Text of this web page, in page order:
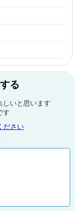
る
しいと思います
す
ださい